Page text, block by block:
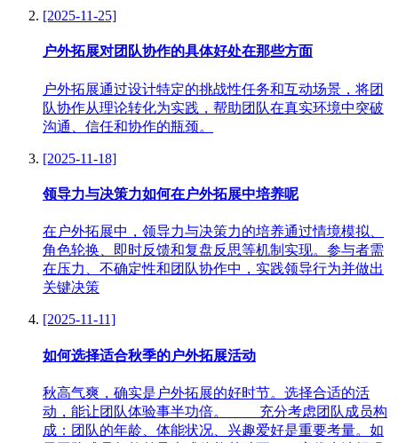
[2025-11-25]
户外拓展对团队协作的具体好处在那些方面
户外拓展通过设计特定的挑战性任务和互动场景，将团
队协作从理论转化为实践，帮助团队在真实环境中突破
沟通、信任和协作的瓶颈。
[2025-11-18]
领导力与决策力如何在户外拓展中培养呢
在户外拓展中，领导力与决策力的培养通过情境模拟、
角色轮换、即时反馈和复盘反思等机制实现。参与者需
在压力、不确定性和团队协作中，实践领导行为并做出
关键决策
[2025-11-11]
如何选择适合秋季的户外拓展活动
秋高气爽，确实是户外拓展的好时节。选择合适的活
动，能让团队体验事半功倍。 充分考虑团队成员构
成：团队的年龄、体能状况、兴趣爱好是重要考量。如